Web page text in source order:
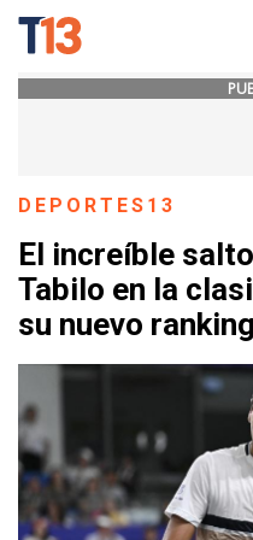
DEPORTES13
El increíble
Tabilo en la
su nuevo